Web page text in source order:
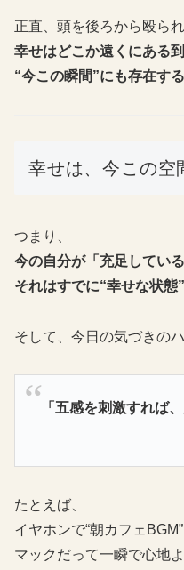
正直、頭を後ろから殴ら
幸せはどこか遠くにある
“今この瞬間”にも存在する
幸せは、今この空
つまり、
今の自分が「充足してい
それはすでに“幸せな状態
そして、今日の気づきの
「五感を刺激すれば
たとえば、
イヤホンで“朝カフェBGM”
マックだって一瞬で心地